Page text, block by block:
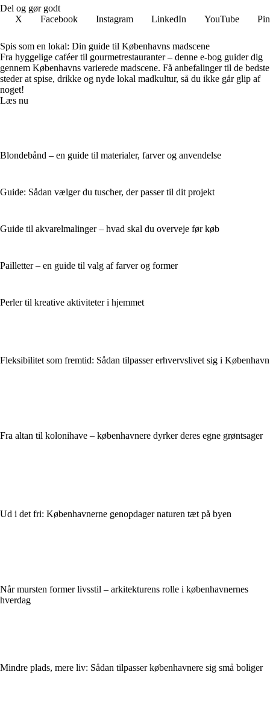
Del og gør godt
X
Facebook Instagram LinkedIn YouTube
Spis som en lokal: Din guide til Københavns madscene
Fra hyggelige caféer til gourmetrestauranter – denne e-bog guider dig
gennem Københavns varierede madscene. Få anbefalinger til de bedste
steder at spise, drikke og nyde lokal madkultur, så du ikke går glip af
noget!
Læs nu
Blondebånd – en guide til materialer, farver og anvendelse
Guide: Sådan vælger du tuscher, der passer til dit projekt
Guide til akvarelmalinger – hvad skal du overveje før køb
Pailletter – en guide til valg af farver og former
Perler til kreative aktiviteter i hjemmet
Fleksibilitet som fremtid: Sådan tilpasser erhvervslivet sig i København
Fra altan til kolonihave – københavnere dyrker deres egne grøntsager
Ud i det fri: Københavnerne genopdager naturen tæt på byen
Når mursten former livsstil – arkitekturens rolle i københavnernes
hverdag
Mindre plads, mere liv: Sådan tilpasser københavnere sig små boliger